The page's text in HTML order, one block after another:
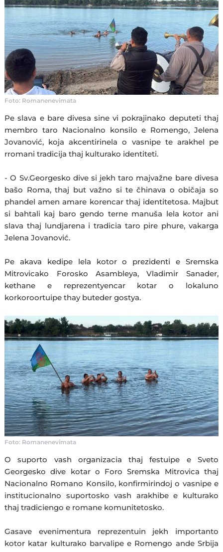
Foto: Romanenevimata
Pe slava e bare divesa sine vi pokrajinako deputeti thaj
membro taro Nacionalno konsilo e Romengo, Jelena
Jovanović, koja akcentirinela o vasnipe te arakhel pe
rromani tradicija thaj kulturako identiteti.
- O Sv.Georgesko dive si jekh taro majvažne bare divesa
bašo Roma, thaj but važno si te čhinava o običaja so
phandel amen amare korencar thaj identitetosa. Majbut
si bahtali kaj baro gendo terne manuša lela kotor ani
slava thaj lundjarena i tradicia taro pire phure, vakarga
Jelena Jovanović.
Pe akava kedipe lela kotor o prezidenti e Sremska
Mitrovicako Forosko Asambleya, Vladimir Sanader,
kethane e reprezentyencar kotar o lokaluno
korkoroortuipe thay buteder gostya.
Foto: Romanenevimata
O suporto vash organizacia thaj festuipe e Sveto
Georgesko dive kotar o Foro Sremska Mitrovica thaj
Nacionalno Romano Konsilo, konfirmirindoj o vasnipe e
institucionalno suportosko vash arakhibe e kulturako
thaj tradiciengo e romane komunitetosko.
Gasave evenimentura reprezentuin jekh importanto
kotor katar kulturako barvalipe e Romengo ande Srbija